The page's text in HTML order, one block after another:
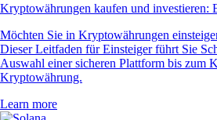
Kryptowährungen kaufen und investieren:
Möchten Sie in Kryptowährungen
Dieser Leitfaden für Einsteiger führt Sie
Auswahl einer sicheren Plattform bis zum
Kryptowährung.
Learn more